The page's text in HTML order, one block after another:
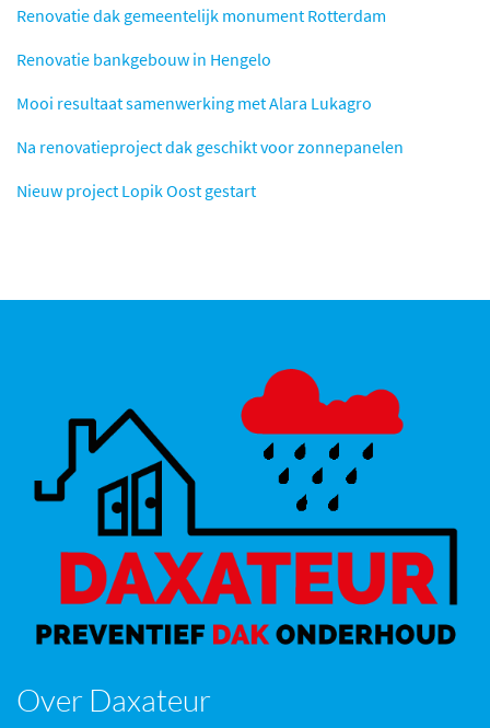
Renovatie dak gemeentelijk monument Rotterdam
Renovatie bankgebouw in Hengelo
Mooi resultaat samenwerking met Alara Lukagro
Na renovatieproject dak geschikt voor zonnepanelen
Nieuw project Lopik Oost gestart
Over Daxateur